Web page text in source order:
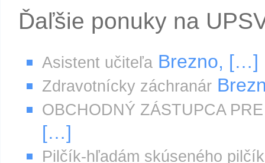
Ďaľšie ponuky na
Asistent učiteľa Brezno, […]
Zdravotnícky záchranár
OBCHODNÝ ZÁSTUPCA
[…]
Pilčík-hľadám skúseného